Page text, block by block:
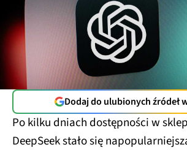
Dodaj do ulubionych źródeł
Po kilku dniach dostępności w
DeepSeek stało się